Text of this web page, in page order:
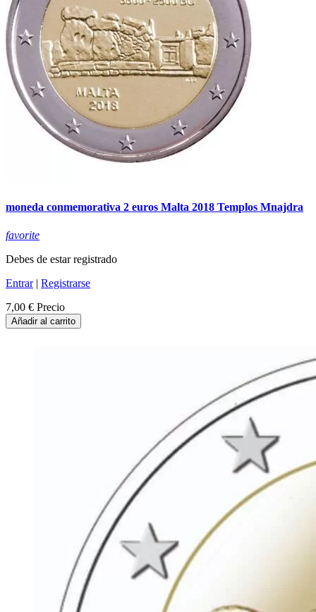
moneda conmemorativa 2 euros Malta 2018 Templos Mnajdra
favorite
Debes de estar registrado
Entrar| Registrarse
7,00 € Precio
Añadir al carrito